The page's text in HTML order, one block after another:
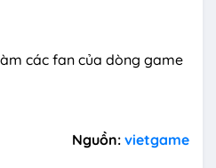
các fan của dòng game
Nguồn: vietgame